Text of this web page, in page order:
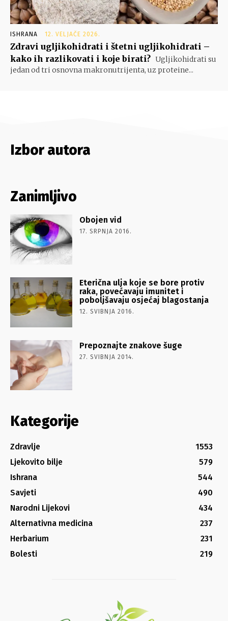
ISHRANA 12. VELJAČE 2026.
Zdravi ugljikohidrati i štetni ugljikohidrati –
kako ih razlikovati i koje birati? Ugljikohidrati su
jedan od tri osnovna makronutrijenta, uz proteine...
Izbor autora
Zanimljivo
Obojen vid
17. SRPNJA 2016.
Eterična ulja koje se bore protiv
raka, povećavaju imunitet i
poboljšavaju osjećaj blagostanja
12. SVIBNJA 2016.
Prepoznajte znakove šuge
27. SVIBNJA 2014.
Kategorije
Zdravlje
1553
Ljekovito bilje
579
Ishrana
544
Savjeti
490
Narodni Lijekovi
434
Alternativna medicina
237
Herbarium
231
Bolesti
219